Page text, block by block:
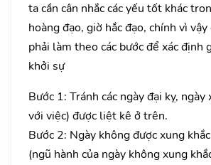
ta cần cân nhắc các yếu tốt khác
hoàng đạo, giờ hắc đạo, chính vì vậy
phải làm theo các bước để xác định
khởi sự
Bước 1: Tránh các ngày đại kỵ,
với việc) được liệt kê ở trên.
Bước 2: Ngày không được xung
(ngũ hành của ngày không xung